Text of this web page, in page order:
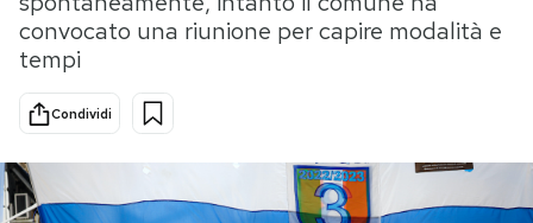
Cultura
Economia
Sport
convocato una riunione per capire modalità e
tempi
Condividi